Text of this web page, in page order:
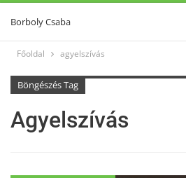
Borboly Csaba
Főoldal agyelszívás
Böngészés Tag
Agyelszívás